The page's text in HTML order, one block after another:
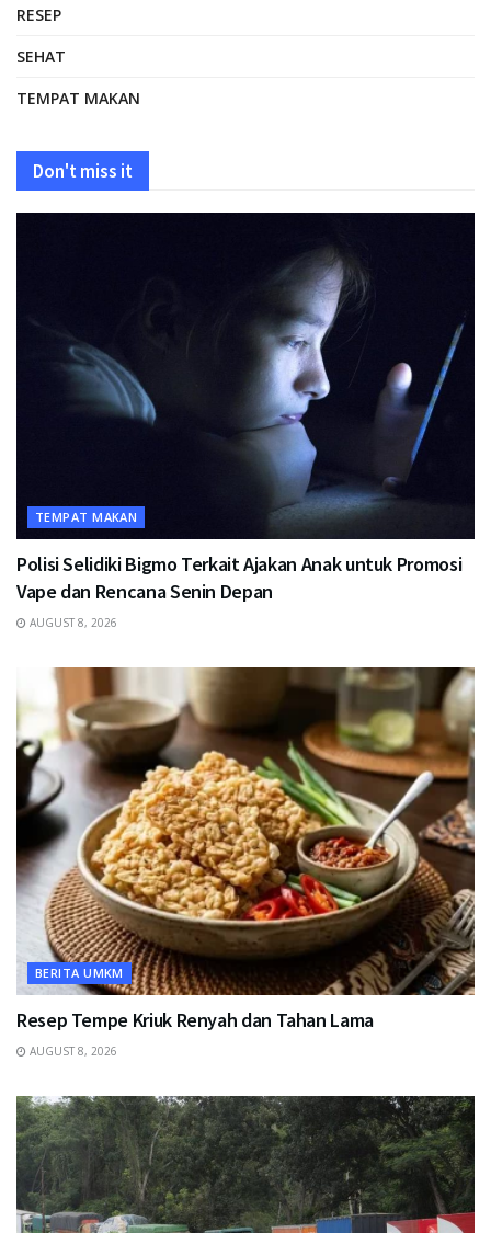
RESEP
SEHAT
TEMPAT MAKAN
Don't miss it
TEMPAT MAKAN
Polisi Selidiki Bigmo Terkait Ajakan Anak untuk Promosi
Vape dan Rencana Senin Depan
AUGUST 8, 2026
BERITA UMKM
Resep Tempe Kriuk Renyah dan Tahan Lama
AUGUST 8, 2026